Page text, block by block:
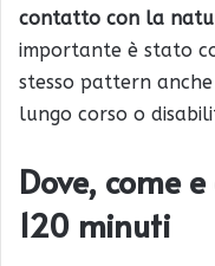
contatto con la
importante è stato
stesso pattern
lungo corso o
Dove, come
120 minuti